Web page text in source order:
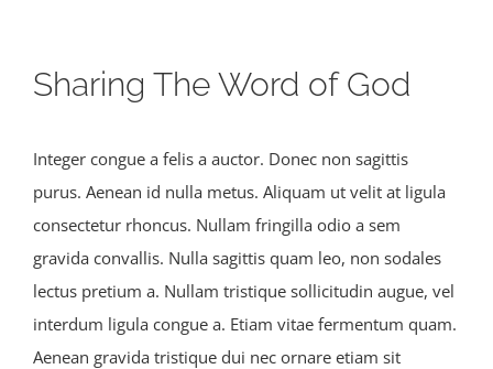
Sharing The Word of God
Integer congue a felis a auctor. Donec non sagittis
purus. Aenean id nulla metus. Aliquam ut velit at ligula
consectetur rhoncus. Nullam fringilla odio a sem
gravida convallis. Nulla sagittis quam leo, non sodales
lectus pretium a. Nullam tristique sollicitudin augue, vel
interdum ligula congue a. Etiam vitae fermentum quam.
Aenean gravida tristique dui nec ornare etiam sit